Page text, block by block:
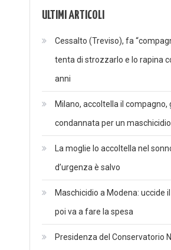
ULTIMI ARTICOLI
Cessalto (Treviso), fa
tenta di strozzarlo e lo rapina
anni
Milano, accoltella il compagno,
condannata per un maschicidio
La moglie lo accoltella nel
d’urgenza è salvo
Maschicidio a Modena: uccide
poi va a fare la spesa
Presidenza del Conservatorio